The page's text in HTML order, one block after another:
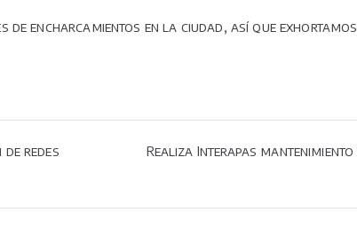
encharcamientos en la ciudad, así que
redes
Realiza Interapas